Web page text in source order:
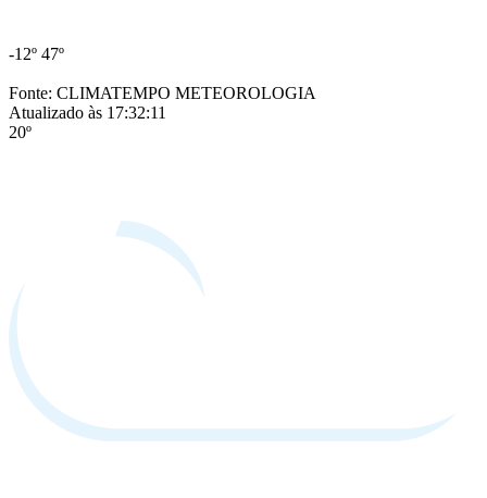
-12º 47º
Fonte: CLIMATEMPO METEOROLOGIA
Atualizado às 17:32:11
20º